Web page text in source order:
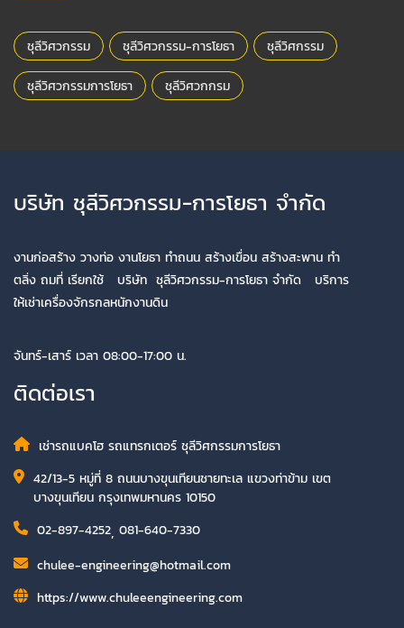
ชุลีวิศวกรรม ชุลีวิศวกรรม-การโยธา ชุลีวิศกรรม
ชุลีวิศวกรรมการโยธา ชุลีวิศวกกรม
บริษัท ชุลีวิศวกรรม-การโยธา จำกัด
งานก่อสร้าง วางท่อ งานโยธา ทำถนน สร้างเขื่อน สร้างสะพาน ทำ
ตลิ่ง ถมที่ เรียกใช้ บริษัท ชุลีวิศวกรรม-การโยธา จำกัด บริการ
ให้เช่าเครื่องจักรกลหนักงานดิน
จันทร์-เสาร์ เวลา 08:00-17:00 น.
ติดต่อเรา
เช่ารถแบคโฮ รถแทรกเตอร์ ชุลีวิศกรรมการโยธา
42/13-5 หมู่ที่ 8 ถนนบางขุนเทียนชายทะเล แขวงท่าข้าม เขต
บางขุนเทียน กรุงเทพมหานคร 10150
02-897-4252, 081-640-7330
chulee-engineering@hotmail.com
https://www.chuleeengineering.com